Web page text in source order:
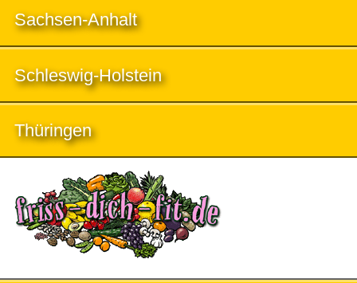
Sachsen-Anhalt
Schleswig-Holstein
Thüringen